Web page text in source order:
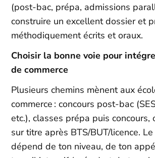
(post-bac, prépa, admissions
construire un excellent dossier et
méthodiquement écrits et oraux.​
Choisir la bonne voie pour
de commerce
Plusieurs chemins mènent aux
commerce : concours post-bac
etc.), classes prépa puis concours,
sur titre après BTS/BUT/licence.
dépend de ton niveau, de ton